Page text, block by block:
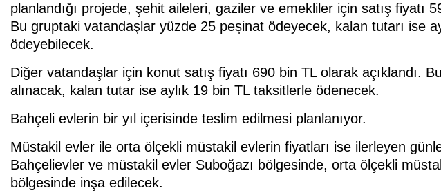
planlandığı projede, şehit aileleri, gaziler ve emekliler için satış fiyatı
Bu gruptaki vatandaşlar yüzde 25 peşinat ödeyecek, kalan tutarı ise
ödeyebilecek.
Diğer vatandaşlar için konut satış fiyatı 690 bin TL olarak açıklandı.
alınacak, kalan tutar ise aylık 19 bin TL taksitlerle ödenecek.
Bahçeli evlerin bir yıl içerisinde teslim edilmesi planlanıyor.
Müstakil evler ile orta ölçekli müstakil evlerin fiyatları ise ilerleyen
Bahçelievler ve müstakil evler Suboğazı bölgesinde, orta ölçekli
bölgesinde inşa edilecek.